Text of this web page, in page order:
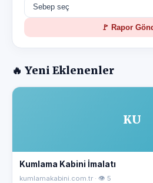
🚩 Rapor
🔥 Yeni Eklenenler
KU
Kumlama Kabini İmalatı
kumlamakabini.com.tr · 👁 5